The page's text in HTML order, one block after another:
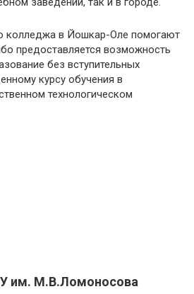
колледжа в Йошкар-Оле помогают
предоставляется возможность
без вступительных
курсу обучения в
технологическом
им. М.В.Ломоносова